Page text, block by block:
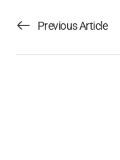
Previous Article